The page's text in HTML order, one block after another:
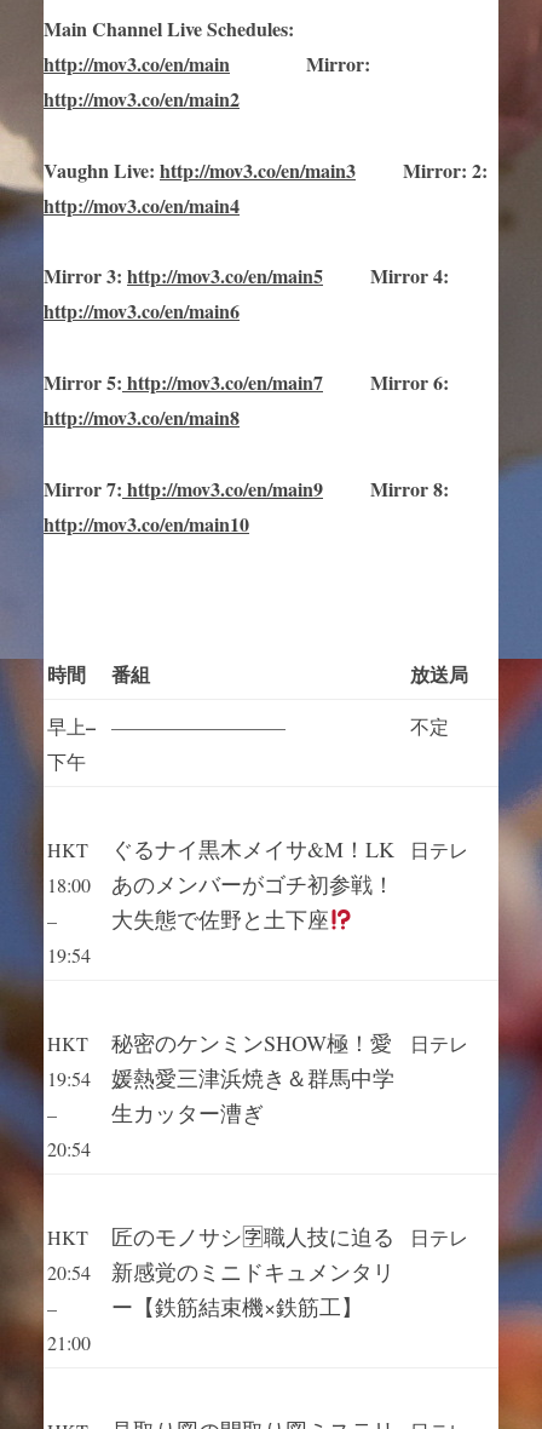
Main Channel Live Schedules:
http://mov3.co/en/main
Mirror:
http://mov3.co/en/main2
Vaughn Live: http://mov3.co/en/main3 Mirror: 2:
http://mov3.co/en/main4
Mirror3: http://mov3.co/en/main5 Mirror4:
http://mov3.co/en/main6
Mirror5: http://mov3.co/en/main7 Mirror6:
http://mov3.co/en/main8
Mirror7: http://mov3.co/en/main9 Mirror 8:
http://mov3.co/en/main10
時間 番組 放送局
早上–
下午
————————— 不定
HKT
18:00
–
19:54
ぐるナイ黒木メイサ&M！LK
あのメンバーがゴチ初参戦！
大失態で佐野と土下座
日テレ
HKT
19:54
–
20:54
秘密のケンミンSHOW極！愛
媛熱愛三津浜焼き＆群馬中学
生カッター漕ぎ
日テレ
HKT
20:54
–
21:00
匠のモノサシ🈑職人技に迫る
新感覚のミニドキュメンタリ
ー【鉄筋結束機×鉄筋工】
日テレ